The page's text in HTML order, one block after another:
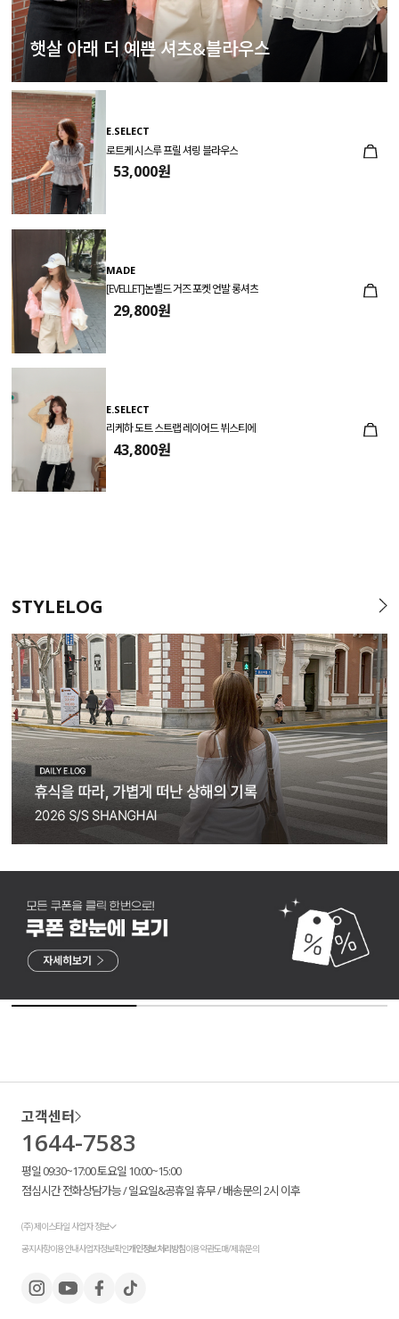
햇살 아래 더 예쁜 셔츠&블라우스
E.SELECT
로트케 시스루 프릴 셔링 블라우스
53,000원
MADE
[EVELLET]논벨드 거즈 포켓 언발 롱셔츠
29,800원
E.SELECT
리케하 도트 스트랩 레이어드 뷔스티에
43,800원
STYLELOG
고객센터
1644-7583
평일 09:30~17:00 토요일 10:00~15:00
점심시간 전화상담가능 / 일요일&공휴일 휴무 / 배송문의 2시 이후
(주) 제이스타일 사업자 정보
공지사항이용안내사업자정보확인개인정보처리방침이용약관도매/제휴문의